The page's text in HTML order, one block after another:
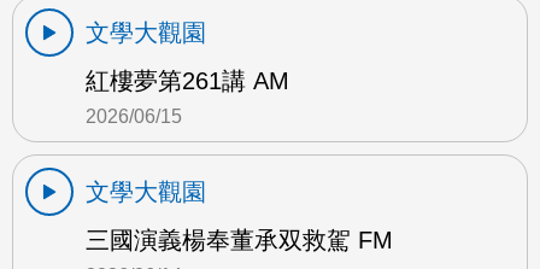
文學大觀園
紅樓夢第261講 AM
2026/06/15
文學大觀園
三國演義楊奉董承双救駕 FM